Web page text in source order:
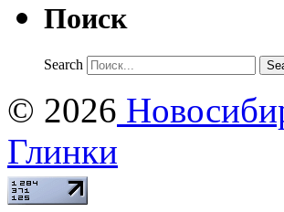
Поиск
Search
© 2026
Глинки